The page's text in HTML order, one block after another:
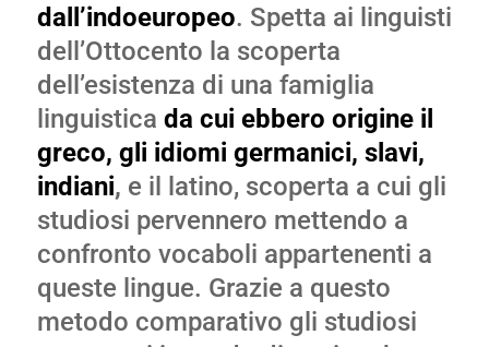
dall’indoeuropeo. Spetta ai linguisti
dell’Ottocento la scoperta
dell’esistenza di una famiglia
linguistica da cui ebbero origine il
greco, gli idiomi germanici, slavi,
indiani, e il latino, scoperta a cui gli
studiosi pervennero mettendo a
confronto vocaboli appartenenti a
queste lingue. Grazie a questo
metodo comparativo gli studiosi